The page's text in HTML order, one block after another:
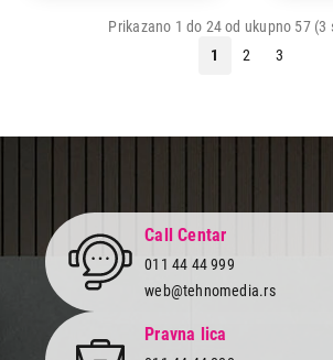
Prikazano 1 do 24 od ukupno 57 (3
1
2 3
Call Centar
011 44 44 999
web@tehnomedia.rs
Pravna lica